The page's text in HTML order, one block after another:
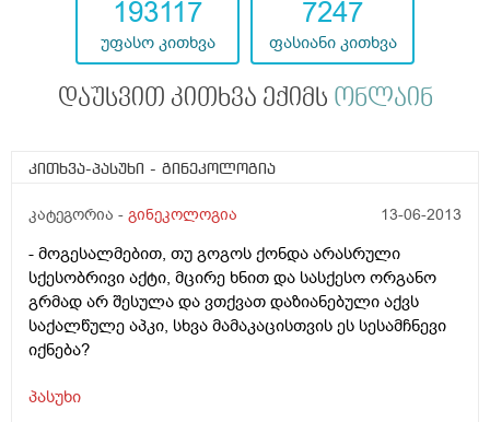
193117
უფასო კითხვა
7247
ფასიანი კითხვა
დაუსვით კითხვა ექიმს ონლაინ
კითხვა-პასუხი - გინეკოლოგია
კატეგორია - გინეკოლოგია 13-06-2013
- მოგესალმებით, თუ გოგოს ქონდა არასრული
სქესობრივი აქტი, მცირე ხნით და სასქესო ორგანო
გრმად არ შესულა და ვთქვათ დაზიანებული აქვს
საქალწულე აპკი, სხვა მამაკაცისთვის ეს სესამჩნევი
იქნება?
პასუხი